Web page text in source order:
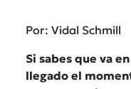
Por: Vidal Schmill
Si sabes que va
llegado el